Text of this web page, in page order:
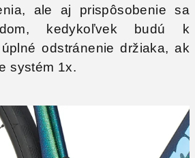
ale aj prispôsobenie sa
kedykoľvek budú k
odstránenie držiaka, ak
systém 1x.